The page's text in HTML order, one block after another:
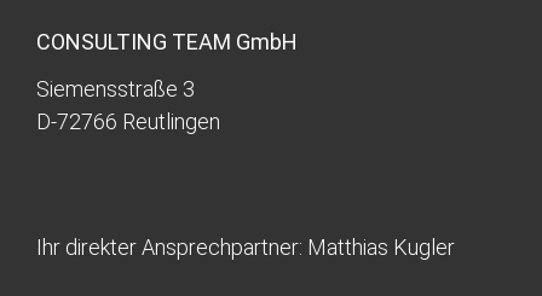
CONSULTING TEAM GmbH
Siemensstraße 3
D-72766 Reutlingen
Ihr direkter Ansprechpartner: Matthias Kugler